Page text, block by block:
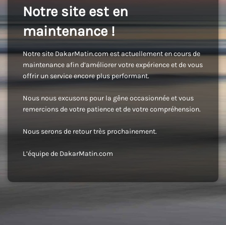
Notre site est en
maintenance !
Notre site DakarMatin.com est actuellement en cours de
maintenance afin d’améliorer votre expérience et de vous
offrir un service encore plus performant.
Nous nous excusons pour la gêne occasionnée et vous
remercions de votre patience et de votre compréhension.
Nous serons de retour très prochainement.
L’équipe de DakarMatin.com